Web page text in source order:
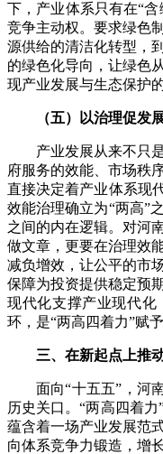
下，产业体系只有在“
竞争主动权。要求绿色
源供给的清洁化转型，
的绿色化导向，让绿色
现产业发展与生态保护
（五）以治理促发
产业发展从来不只
府服务的效能、市场秩
直接决定着产业体系现
效能治理确立为“两高”
之间的内在逻辑。对河
做文章，更要在治理效
减负增效，让公平的市
保障为投资提供稳定预
现代化支撑产业现代化
环，是“两高四着力”赋
三、在新起点上推
面向“十五五”，河
历史关口。“两高四着
蕴含着一场产业发展范
向体系竞争力锻造，增